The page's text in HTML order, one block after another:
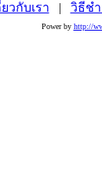
ยวกับเรา | วิธีชำ
Power by http://